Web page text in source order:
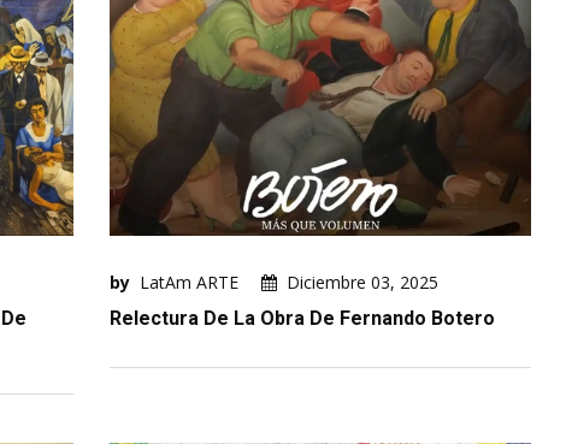
by LatAm ARTE
Diciembre 03, 2025
Relectura De La Obra De Fernando Botero